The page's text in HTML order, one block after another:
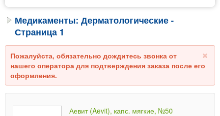
Медикаменты: Дерматологические -
Страница 1
Пожалуйста, обязательно дождитесь звонка от
нашего оператора для подтверждения заказа после его
оформления.
Аевит (Aevit), капс. мягкие, №50